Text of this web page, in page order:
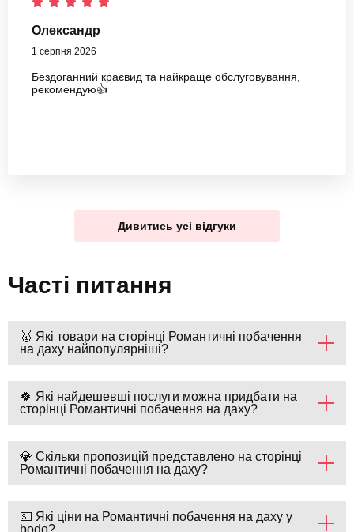
Олександр
1 серпня 2026
Бездоганний краєвид та найкраще обслуговування,
рекомендую👍
Дивитись усі відгуки
Часті питання
🥇 Які товари на сторінці Романтичні побачення
на даху найпопулярніші?
🍀 Які найдешевші послуги можна придбати на
сторінці Романтичні побачення на даху?
💎 Скільки пропозицій представлено на сторінці
Романтичні побачення на даху?
💵 Які ціни на Романтичні побачення на даху у
bodo?